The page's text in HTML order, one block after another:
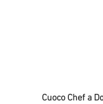
Cuoco Chef a